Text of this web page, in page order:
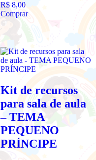
R$ 8,00
Comprar
Kit de recursos
para sala de aula
– TEMA
PEQUENO
PRÍNCIPE